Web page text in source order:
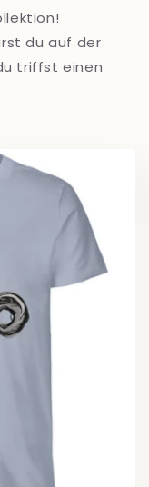
du auf der
triffst einen